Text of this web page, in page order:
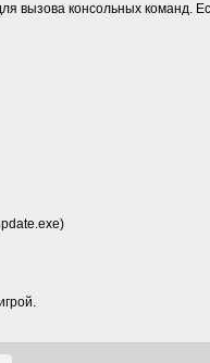
вызова консольных команд.